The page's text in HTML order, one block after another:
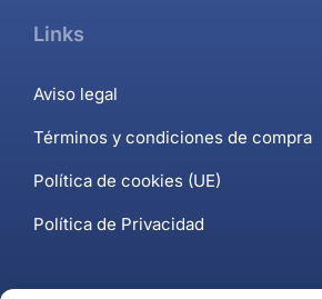
Links
Aviso legal
Términos y condiciones de compra
Política de cookies (UE)
Política de Privacidad